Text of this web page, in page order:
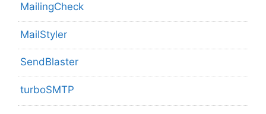
MailingCheck
MailStyler
SendBlaster
turboSMTP